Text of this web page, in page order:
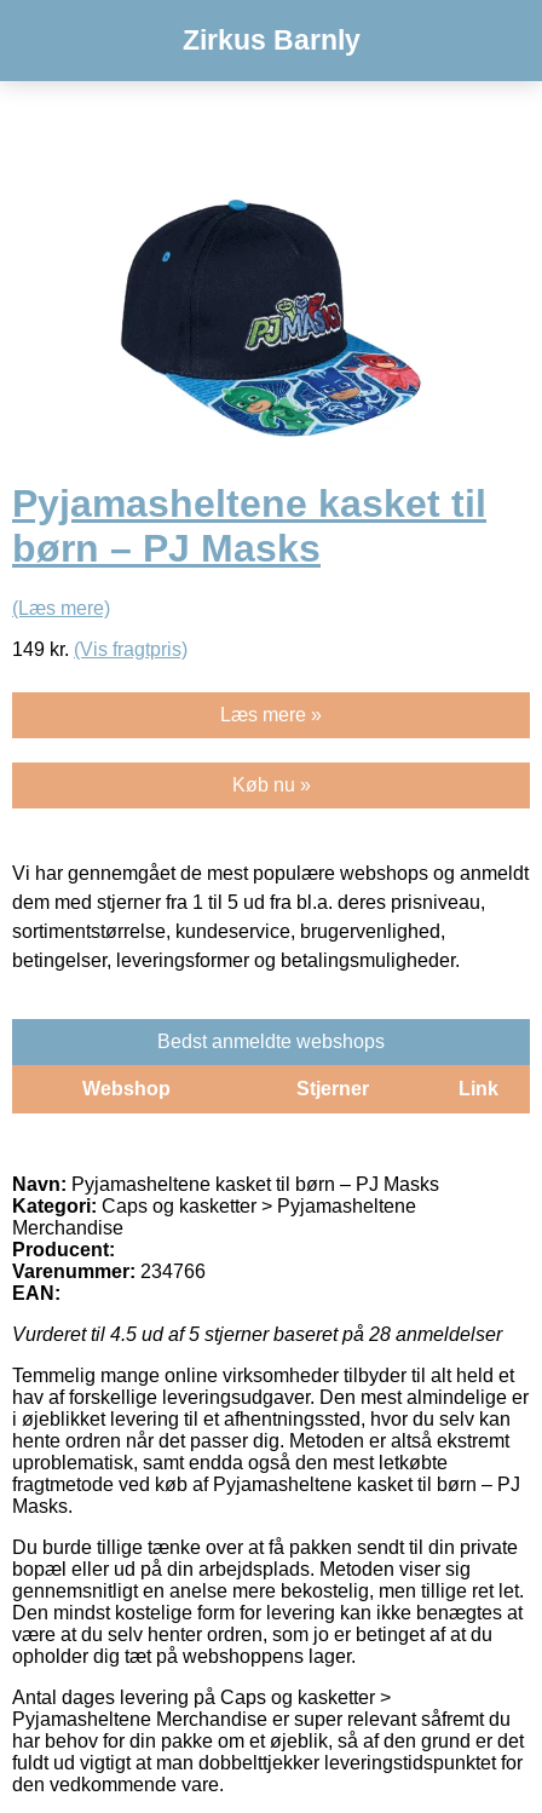
Zirkus Barnly
Pyjamasheltene kasket til
børn – PJ Masks
(Læs mere)
149 kr. (Vis fragtpris)
Læs mere »
Køb nu »
Vi har gennemgået de mest populære webshops og anmeldt
dem med stjerner fra 1 til 5 ud fra bl.a. deres prisniveau,
sortimentstørrelse, kundeservice, brugervenlighed,
betingelser, leveringsformer og betalingsmuligheder.
Bedst anmeldte webshops
Webshop Stjerner Link
Navn: Pyjamasheltene kasket til børn – PJ Masks
Kategori: Caps og kasketter > Pyjamasheltene
Merchandise
Producent:
Varenummer: 234766
EAN:
Vurderet til 4.5 ud af 5 stjerner baseret på 28 anmeldelser
Temmelig mange online virksomheder tilbyder til alt held et
hav af forskellige leveringsudgaver. Den mest almindelige er
i øjeblikket levering til et afhentningssted, hvor du selv kan
hente ordren når det passer dig. Metoden er altså ekstremt
uproblematisk, samt endda også den mest letkøbte
fragtmetode ved køb af Pyjamasheltene kasket til børn – PJ
Masks.
Du burde tillige tænke over at få pakken sendt til din private
bopæl eller ud på din arbejdsplads. Metoden viser sig
gennemsnitligt en anelse mere bekostelig, men tillige ret let.
Den mindst kostelige form for levering kan ikke benægtes at
være at du selv henter ordren, som jo er betinget af at du
opholder dig tæt på webshoppens lager.
Antal dages levering på Caps og kasketter >
Pyjamasheltene Merchandise er super relevant såfremt du
har behov for din pakke om et øjeblik, så af den grund er det
fuldt ud vigtigt at man dobbelttjekker leveringstidspunktet for
den vedkommende vare.